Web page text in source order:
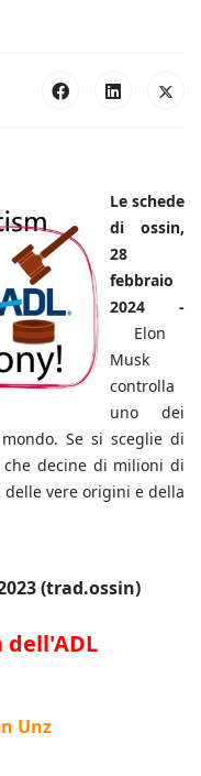
Le schede
di ossin,
28
febbraio
2024 -
Elon
Musk
controlla
uno dei
Se si sceglie di
decine di milioni di
vere origini e della
(trad.ossin)
dell'ADL
Unz